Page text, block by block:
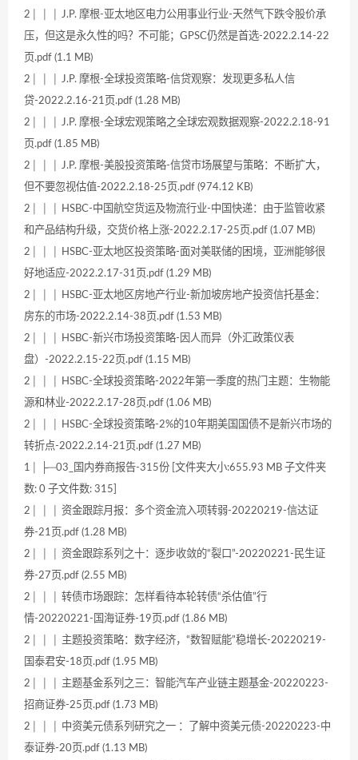
2│ │ │ J.P. 摩根-亚太地区电力公用事业行业-天然气下跌令股价承
压，但这是永久性的吗？不可能；GPSC仍然是首选-2022.2.14-22
页.pdf (1.1 MB)
2│ │ │ J.P. 摩根-全球投资策略-信贷观察：发现更多私人信
贷-2022.2.16-21页.pdf (1.28 MB)
2│ │ │ J.P. 摩根-全球宏观策略之全球宏观数据观察-2022.2.18-91
页.pdf (1.85 MB)
2│ │ │ J.P. 摩根-美股投资策略-信贷市场展望与策略：不断扩大，
但不要忽视估值-2022.2.18-25页.pdf (974.12 KB)
2│ │ │ HSBC-中国航空货运及物流行业-中国快递：由于监管收紧
和产品结构升级，交货价格上涨-2022.2.17-25页.pdf (1.07 MB)
2│ │ │ HSBC-亚太地区投资策略-面对美联储的困境，亚洲能够很
好地适应-2022.2.17-31页.pdf (1.29 MB)
2│ │ │ HSBC-亚太地区房地产行业-新加坡房地产投资信托基金：
房东的市场-2022.2.14-38页.pdf (1.53 MB)
2│ │ │ HSBC-新兴市场投资策略-因人而异（外汇政策仪表
盘）-2022.2.15-22页.pdf (1.15 MB)
2│ │ │ HSBC-全球投资策略-2022年第一季度的热门主题：生物能
源和林业-2022.2.17-28页.pdf (1.06 MB)
2│ │ │ HSBC-全球投资策略-2%的10年期美国国债不是新兴市场的
转折点-2022.2.14-21页.pdf (1.27 MB)
1│ ├─03_国内券商报告-315份 [文件夹大小:655.93 MB 子文件夹
数: 0 子文件数: 315]
2│ │ │ 资金跟踪月报：多个资金流入项转弱-20220219-信达证
券-21页.pdf (1.28 MB)
2│ │ │ 资金跟踪系列之十：逐步收敛的“裂口”-20220221-民生证
券-27页.pdf (2.55 MB)
2│ │ │ 转债市场跟踪：怎样看待本轮转债“杀估值”行
情-20220221-国海证券-19页.pdf (1.86 MB)
2│ │ │ 主题投资策略：数字经济，“数智赋能”稳增长-20220219-
国泰君安-18页.pdf (1.95 MB)
2│ │ │ 主题基金系列之三：智能汽车产业链主题基金-20220223-
招商证券-25页.pdf (1.73 MB)
2│ │ │ 中资美元债系列研究之一 ：了解中资美元债-20220223-中
泰证券-20页.pdf (1.13 MB)